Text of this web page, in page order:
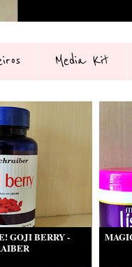
Media Kit
GOJI BERRY -